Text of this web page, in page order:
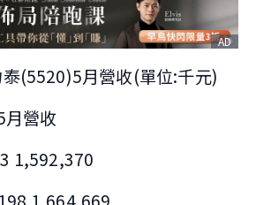
AD
泰(5520)5月營收(單位:千元)
營收
1,592,370